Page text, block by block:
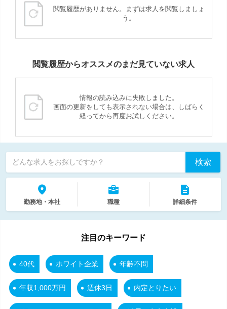
閲覧履歴がありません。まずは求人を閲覧しましょ
う。
閲覧履歴からオススメのまだ見ていない求人
情報の読み込みに失敗しました。
画面の更新をしても表示されない場合は、しばらく
経ってから再度お試しください。
どんな求人をお探しですか？ 検索
勤務地・本社 職種 詳細条件
注目のキーワード
40代 ホワイト企業 年齢不問
年収1,000万円 週休3日 内定とりたい